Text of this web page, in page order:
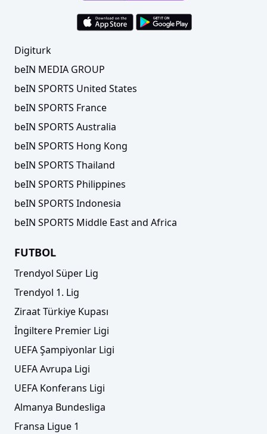
Digiturk
beIN MEDIA GROUP
beIN SPORTS United States
beIN SPORTS France
beIN SPORTS Australia
beIN SPORTS Hong Kong
beIN SPORTS Thailand
beIN SPORTS Philippines
beIN SPORTS Indonesia
beIN SPORTS Middle East and Africa
FUTBOL
Trendyol Süper Lig
Trendyol 1. Lig
Ziraat Türkiye Kupası
İngiltere Premier Ligi
UEFA Şampiyonlar Ligi
UEFA Avrupa Ligi
UEFA Konferans Ligi
Almanya Bundesliga
Fransa Ligue 1